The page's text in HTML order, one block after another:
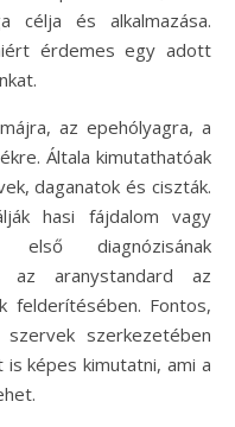
célja és alkalmazása.
érdemes egy adott
az epehólyagra, a
Általa kimutathatóak
daganatok és ciszták.
hasi fájdalom vagy
első diagnózisának
az aranystandard az
felderítésében. Fontos,
szerkezetében
képes kimutatni, ami a